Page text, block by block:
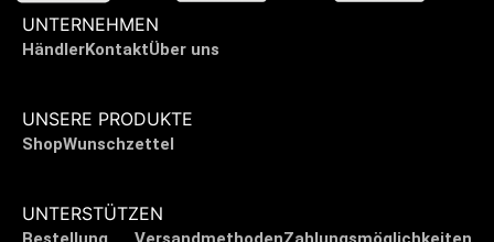
UNTERNEHMEN
HändlerKontaktÜber uns
UNSERE PRODUKTE
ShopWunschzettel
UNTERSTÜTZEN